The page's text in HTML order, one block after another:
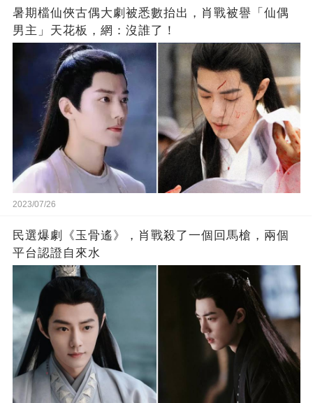
暑期檔仙俠古偶大劇被悉數抬出，肖戰被譽「仙偶
男主」天花板，網：沒誰了！
2023/07/26
民選爆劇《玉骨遙》，肖戰殺了一個回馬槍，兩個
平台認證自來水